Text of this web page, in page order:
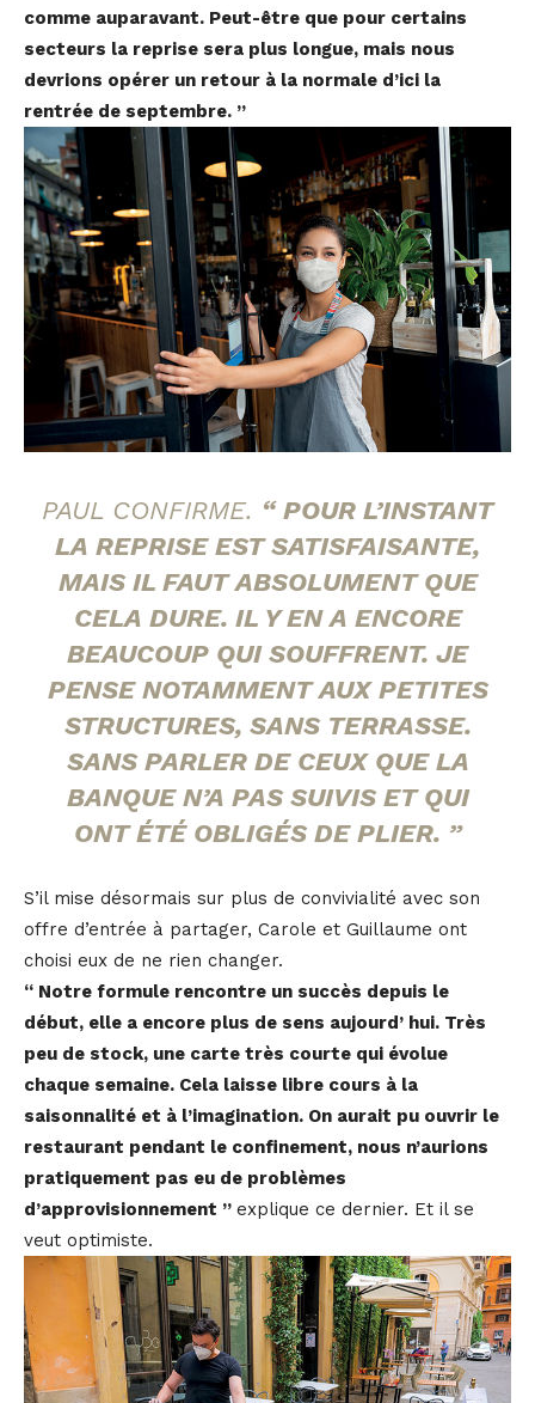
comme auparavant. Peut-être que pour certains
secteurs la reprise sera plus longue, mais nous
devrions opérer un retour à la normale d’ici la
rentrée de septembre. ”
PAUL CONFIRME. “ POUR L’INSTANT
LA REPRISE EST SATISFAISANTE,
MAIS IL FAUT ABSOLUMENT QUE
CELA DURE. IL Y EN A ENCORE
BEAUCOUP QUI SOUFFRENT. JE
PENSE NOTAMMENT AUX PETITES
STRUCTURES, SANS TERRASSE.
SANS PARLER DE CEUX QUE LA
BANQUE N’A PAS SUIVIS ET QUI
ONT ÉTÉ OBLIGÉS DE PLIER. ”
S’il mise désormais sur plus de convivialité avec son
offre d’entrée à partager, Carole et Guillaume ont
choisi eux de ne rien changer.
“ Notre formule rencontre un succès depuis le
début, elle a encore plus de sens aujourd’ hui. Très
peu de stock, une carte très courte qui évolue
chaque semaine. Cela laisse libre cours à la
saisonnalité et à l’imagination. On aurait pu ouvrir le
restaurant pendant le confinement, nous n’aurions
pratiquement pas eu de problèmes
d’approvisionnement ” explique ce dernier. Et il se
veut optimiste.